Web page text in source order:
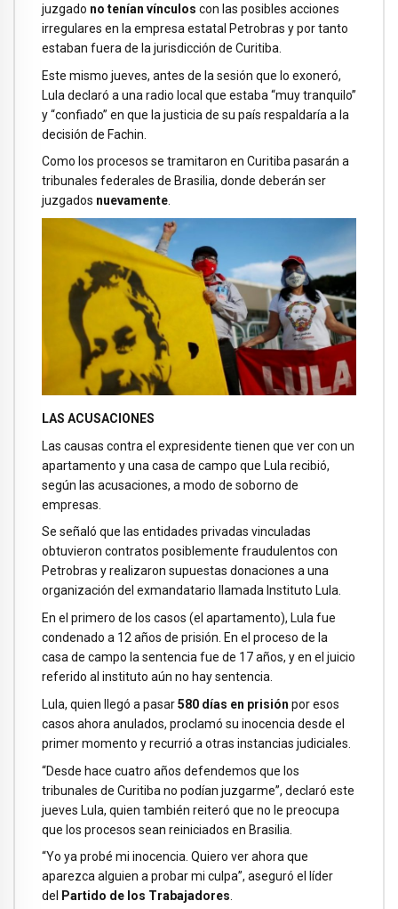
juzgado no tenían vínculos con las posibles acciones
irregulares en la empresa estatal Petrobras y por tanto
estaban fuera de la jurisdicción de Curitiba.
Este mismo jueves, antes de la sesión que lo exoneró,
Lula declaró a una radio local que estaba “muy tranquilo”
y “confiado” en que la justicia de su país respaldaría a la
decisión de Fachin.
Como los procesos se tramitaron en Curitiba pasarán a
tribunales federales de Brasilia, donde deberán ser
juzgados nuevamente.
LAS ACUSACIONES
Las causas contra el expresidente tienen que ver con un
apartamento y una casa de campo que Lula recibió,
según las acusaciones, a modo de soborno de
empresas.
Se señaló que las entidades privadas vinculadas
obtuvieron contratos posiblemente fraudulentos con
Petrobras y realizaron supuestas donaciones a una
organización del exmandatario llamada Instituto Lula.
En el primero de los casos (el apartamento), Lula fue
condenado a 12 años de prisión. En el proceso de la
casa de campo la sentencia fue de 17 años, y en el juicio
referido al instituto aún no hay sentencia.
Lula, quien llegó a pasar580 días en prisión por esos
casos ahora anulados, proclamó su inocencia desde el
primer momento y recurrió a otras instancias judiciales.
“Desde hace cuatro años defendemos que los
tribunales de Curitiba no podían juzgarme”, declaró este
jueves Lula, quien también reiteró que no le preocupa
que los procesos sean reiniciados en Brasilia.
“Yo ya probé mi inocencia. Quiero ver ahora que
aparezca alguien a probar mi culpa”, aseguró el líder
del
Partido de los Trabajadores.